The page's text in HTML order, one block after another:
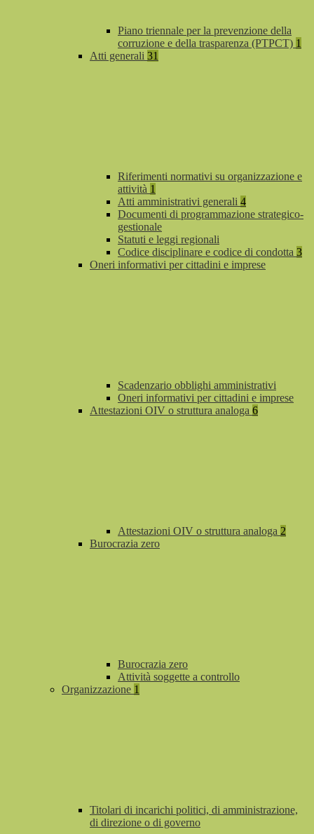
Piano triennale per la prevenzione della
corruzione e della trasparenza (PTPCT) 1
Atti generali 31
Riferimenti normativi su organizzazione e
attività 1
Atti amministrativi generali 4
Documenti di programmazione strategico-
gestionale
Statuti e leggi regionali
Codice disciplinare e codice di condotta 3
Oneri informativi per cittadini e imprese
Scadenzario obblighi amministrativi
Oneri informativi per cittadini e imprese
Attestazioni OIV o struttura analoga 6
Attestazioni OIV o struttura analoga 2
Burocrazia zero
Burocrazia zero
Attività soggette a controllo
Organizzazione 1
Titolari di incarichi politici, di amministrazione,
di direzione o di governo